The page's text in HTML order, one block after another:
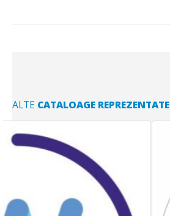
ALTE CATALOAGE REPREZENTATE